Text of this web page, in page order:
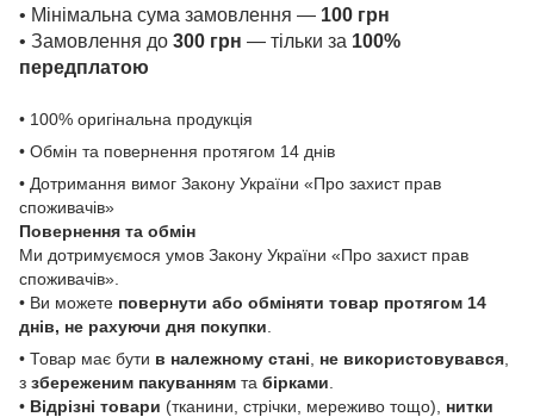
• Мінімальна сума замовлення — 100 грн
• Замовлення до 300 грн — тільки за 100%
передплатою
• 100% оригінальна продукція
• Обмін та повернення протягом 14 днів
• Дотримання вимог Закону України «Про захист прав
споживачів»
Повернення та обмін
Ми дотримуємося умов Закону України «Про захист прав
споживачів».
• Ви можете повернути або обміняти товар протягом 14
днів, не рахуючи дня покупки
• Товар має бути в належному стані не використовувався
з збереженим пакуванням та бірками
• Відрізні товари (тканини, стрічки, мереживо тощо), нитки